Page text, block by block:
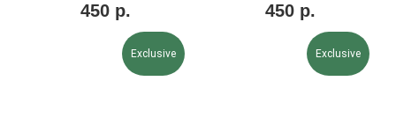
450 р. 450 р.
Exclusive Exclusive